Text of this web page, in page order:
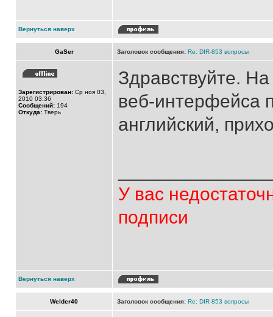
Вернуться наверх
GaSer Заголовок сообщения: Re: DIR-853 вопросы
Зарегистрирован: Ср ноя 03,
2010 03:36
Сообщений: 194
Откуда: Тверь
Здравствуйте.
веб-интерфейса
английский,
У вас
подписи
Вернуться наверх
Welder40 Заголовок сообщения: Re: DIR-853 вопросы